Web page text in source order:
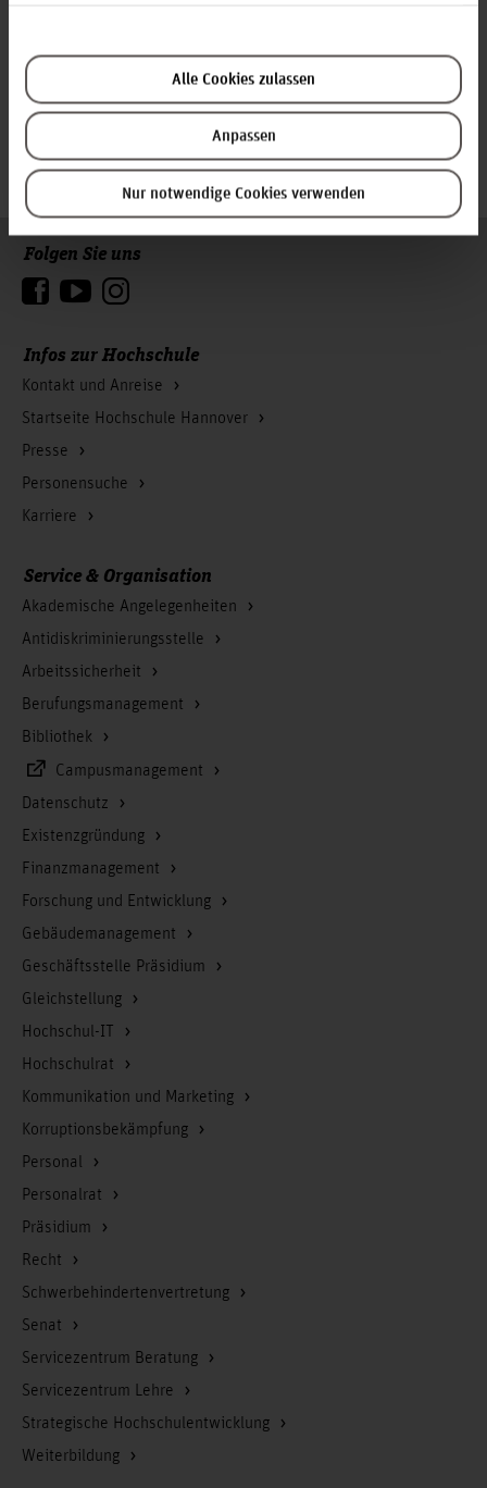
Alle Cookies zulassen
Anpassen
Nur notwendige Cookies verwenden
Corporate Marketing
1996 - 1999 Diebold GmbH, Unternehmensberater
1999 - 2007 Daimler AG, Abteilungs- und Teamleiter
Vertrieb, Organisation, IT
seit 2008 Professor an der Hochschule Hannover
Infos zur Hochschule
Kontakt und Anreise
Startseite Hochschule Hannover
Presse
Personensuche
Karriere
Folgen Sie uns
Service & Organisation
Akademische Angelegenheiten
Antidiskriminierungsstelle
Arbeitssicherheit
Berufungsmanagement
Bibliothek
Campusmanagement
Datenschutz
Existenzgründung
Finanzmanagement
Forschung und Entwicklung
Gebäudemanagement
Geschäftsstelle Präsidium
Gleichstellung
Hochschul-IT
Hochschulrat
Kommunikation und Marketing
Korruptionsbekämpfung
Personal
Personalrat
Präsidium
Recht
Schwerbehindertenvertretung
Senat
Servicezentrum Beratung
Servicezentrum Lehre
Strategische Hochschulentwicklung
Weiterbildung